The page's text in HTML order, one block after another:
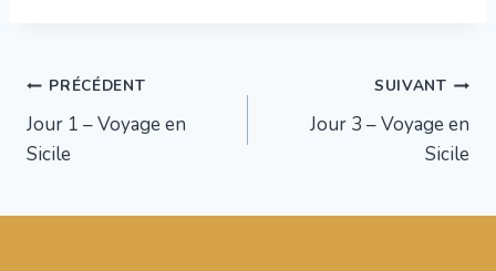
Navigation
de
PRÉCÉDENT
Jour 1 – Voyage en
Sicile
SUIVANT
Jour 3 – Voyage en
Sicile